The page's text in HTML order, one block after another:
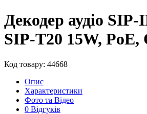
Декодер аудіо
SIP-T20 15W, PoE,
Код товару: 44668
Опис
Характеристики
Фото та Відео
0 Відгуків